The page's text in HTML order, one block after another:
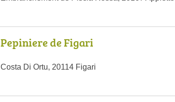
Pepiniere de Figari
Costa Di Ortu, 20114 Figari